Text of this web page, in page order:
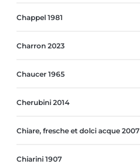
Chappel 1981
Charron 2023
Chaucer 1965
Cherubini 2014
Chiare, fresche et dolci acque 2007
Chiarini 1907